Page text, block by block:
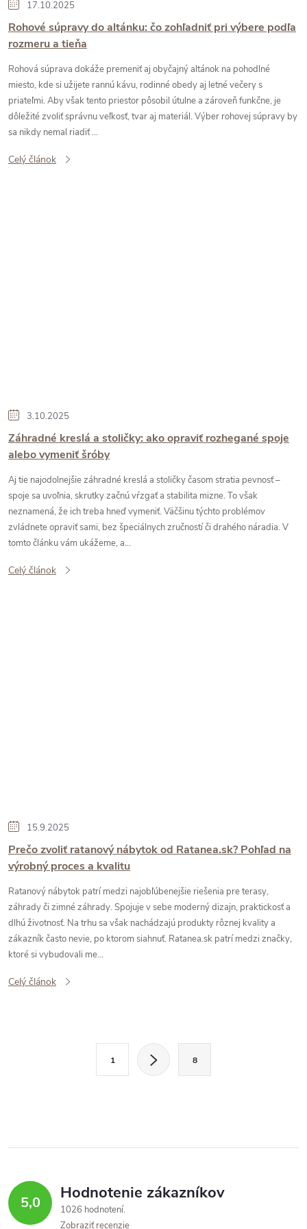
17.10.2025
Rohové súpravy do altánku: čo zohľadniť pri výbere podľa
rozmeru a tieňa
Rohová súprava dokáže premeniť aj obyčajný altánok na pohodlné
miesto, kde si užijete rannú kávu, rodinné obedy aj letné večery s
priateľmi. Aby však tento priestor pôsobil útulne a zároveň funkčne, je
dôležité zvoliť správnu veľkosť, tvar aj materiál. Výber rohovej súpravy by
sa nikdy nemal riadiť ...
Celý článok
3.10.2025
Záhradné kreslá a stoličky: ako opraviť rozhegané spoje
alebo vymeniť šróby
Aj tie najodolnejšie záhradné kreslá a stoličky časom stratia pevnosť –
spoje sa uvoľnia, skrutky začnú vŕzgať a stabilita mizne. To však
neznamená, že ich treba hneď vymeniť. Väčšinu týchto problémov
zvládnete opraviť sami, bez špeciálnych zručností či drahého náradia. V
tomto článku vám ukážeme, a...
Celý článok
15.9.2025
Prečo zvoliť ratanový nábytok od Ratanea.sk? Pohľad na
výrobný proces a kvalitu
Ratanový nábytok patrí medzi najobľúbenejšie riešenia pre terasy,
záhrady či zimné záhrady. Spojuje v sebe moderný dizajn, praktickosť a
dlhú životnosť. Na trhu sa však nachádzajú produkty rôznej kvality a
zákazník často nevie, po ktorom siahnuť. Ratanea.sk patrí medzi značky,
ktoré si vybudovali me...
Celý článok
a
c
k
v
a
n
1 8
5,0 Hodnotenie zákazníkov
1026 hodnotení
Zobraziť recenzie